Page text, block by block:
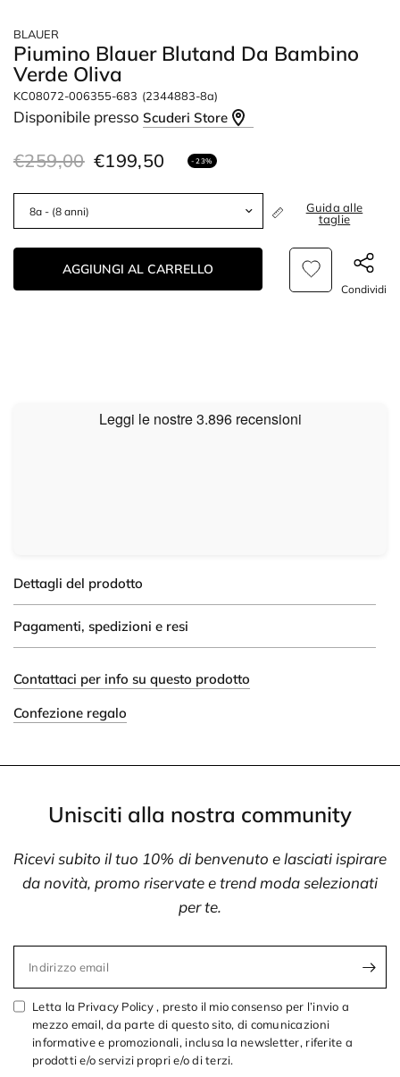
BLAUER
Piumino Blauer Blutand Da Bambino
Verde Oliva
KC08072-006355-683 (2344883-8a)
Disponibile pressoScuderi Store
€259,00 €199,50 - 23%
Guida alle
taglie
AGGIUNGI AL CARRELLO
Condividi
Dettagli del prodotto
Pagamenti, spedizioni e resi
Contattaci per info su questo prodotto
Confezione regalo
Unisciti alla nostra community
Ricevi subito il tuo 10% di benvenuto e lasciati ispirare
da novità, promo riservate e trend moda selezionati
per te.
Indirizzo email
Letta la Privacy Policy , presto il mio consenso per l’invio a
mezzo email, da parte di questo sito, di comunicazioni
informative e promozionali, inclusa la newsletter, riferite a
prodotti e/o servizi propri e/o di terzi.